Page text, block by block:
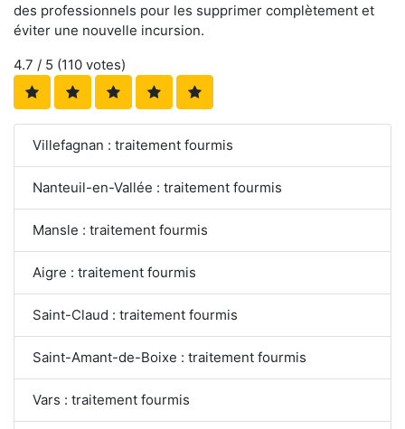
des professionnels pour les supprimer complètement et
éviter une nouvelle incursion.
4.7 / 5 (110 votes)
Villefagnan : traitement fourmis
Nanteuil-en-Vallée : traitement fourmis
Mansle : traitement fourmis
Aigre : traitement fourmis
Saint-Claud : traitement fourmis
Saint-Amant-de-Boixe : traitement fourmis
Vars : traitement fourmis